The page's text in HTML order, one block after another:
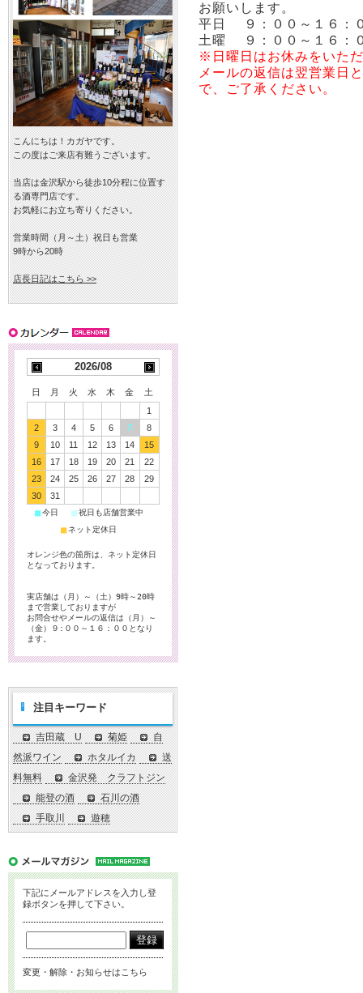
お願いします。
平日 ９：００～１６：
土曜 ９：００～１６：
※日曜日はお休みをいた
メールの返信は翌営業日
で、ご了承ください。
こんにちは！カガヤです。
この度はご来店有難うございます。
当店は金沢駅から徒歩10分程に位置す
る酒専門店です。
お気軽にお立ち寄りください。
営業時間（月～土）祝日も営業
9時から20時
店長日記はこちら >>
2026/08
日 月 火 水 木 金
土
1
2
3 4 5 6 7
8
9
10 11 12 13 14
15
16
17 18 19 20 21
22
23
24 25 26 27 28
29
30
31
■今日 ■祝日も店舗営業中
■ネット定休日
オレンジ色の箇所は、ネット定休日
となっております。
実店舗は（月）～（土）9時～20時
まで営業しておりますが
お問合せやメールの返信は（月）～
（金）９:００～１６：００となり
ます。
注目キーワード
吉田蔵 U 菊姫
自
然派ワイン
ホタルイカ
送
料無料
金沢発 クラフトジン
能登の酒
石川の酒
手取川
遊穂
下記にメールアドレスを入力し登
録ボタンを押して下さい。
変更・解除・お知らせはこちら